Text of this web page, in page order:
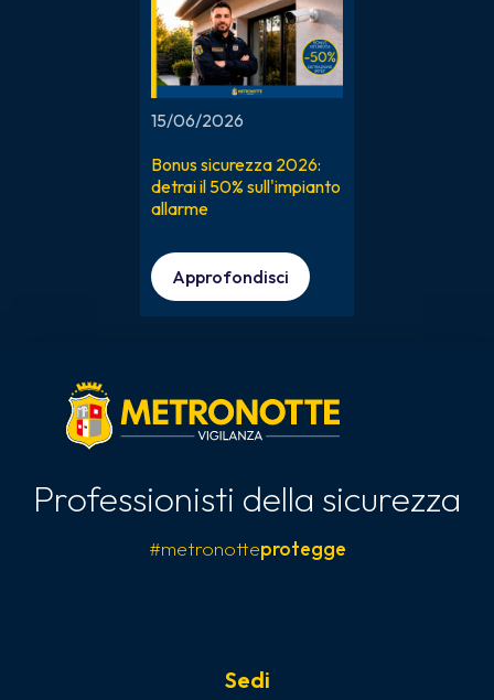
15/06/2026
Bonus sicurezza 2026:
detrai il 50% sull'impianto
allarme
Approfondisci
Professionisti della sicurezza
#metronotteprotegge
Sedi